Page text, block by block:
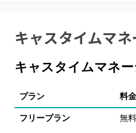
キャスタイムマネ
キャスタイムマネ
プラン 料金
フリープラン 無料